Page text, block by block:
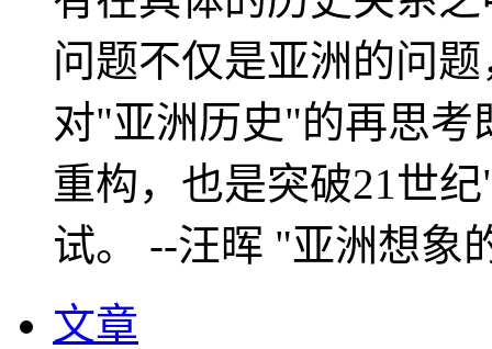
问题不仅是亚洲的问
对"亚洲历史"的再思考
重构，也是突破21世
试。 --汪晖 "亚洲想象
文章